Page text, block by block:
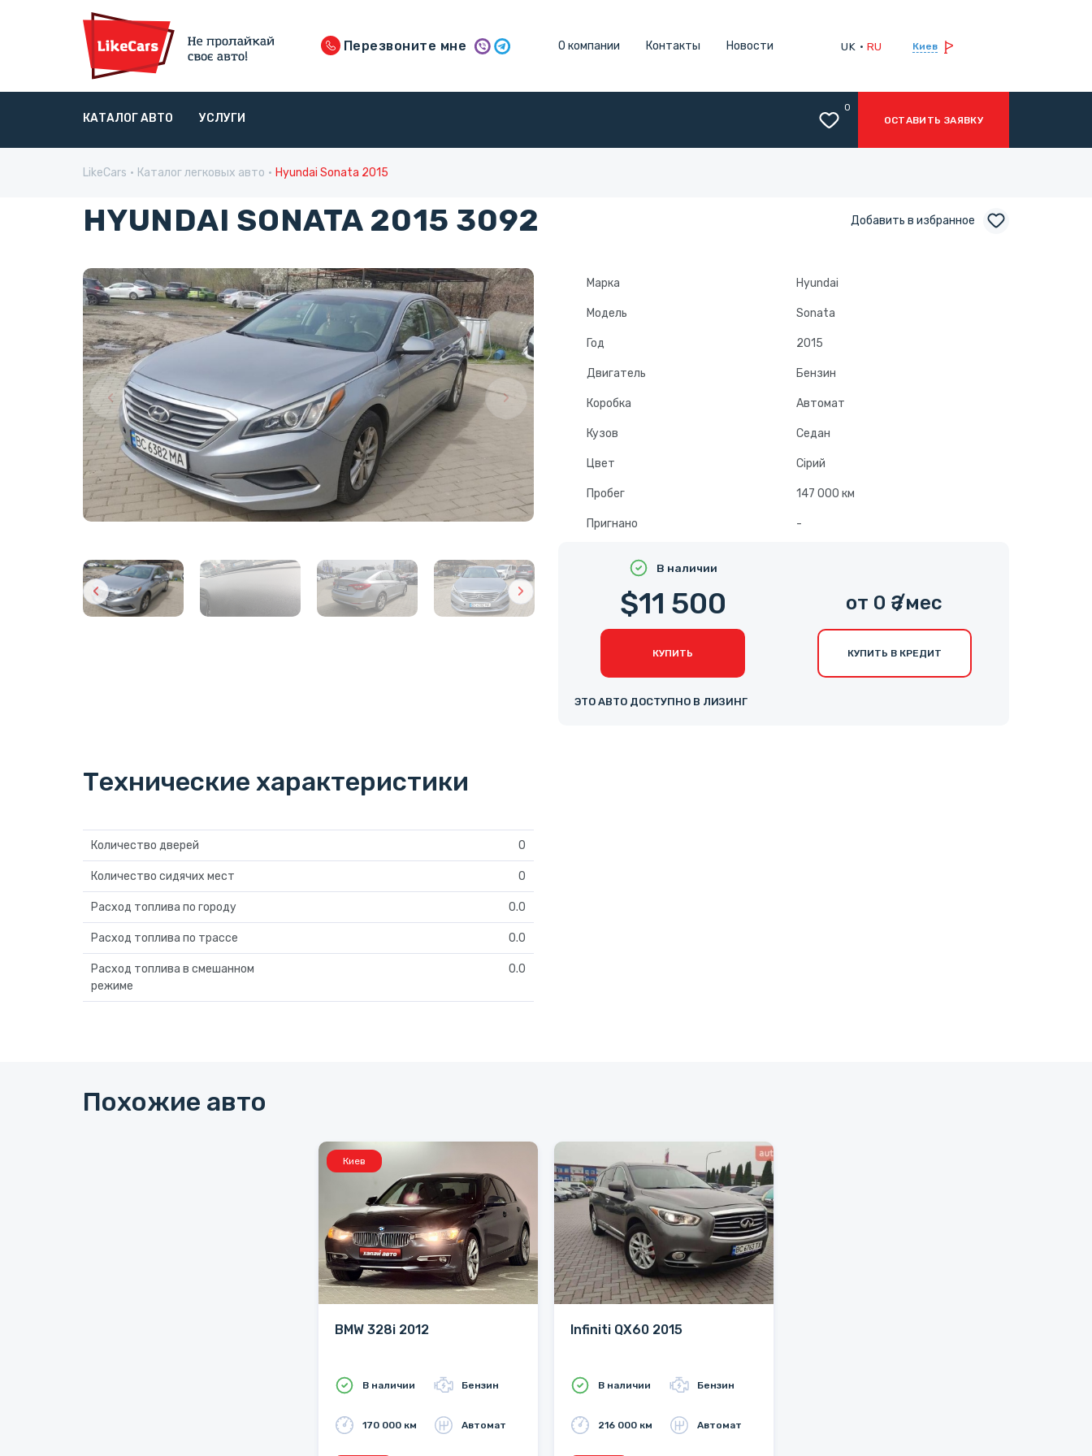
Перезвоните мне О компании Контакты Новости UK RU Киев
КАТАЛОГ АВТО УСЛУГИ
0
ОСТАВИТЬ ЗАЯВКУ
LikeCars Каталог легковых авто Hyundai Sonata 2015
HYUNDAI SONATA 2015 3092 Добавить в избранное
Марка Hyundai
Модель Sonata
Год 2015
Двигатель Бензин
Коробка Автомат
Кузов Седан
Цвет Сірий
Пробег 147 000 км
Пригнано -
В наличии
$11 500
КУПИТЬ
от 0 ₴ /мес
КУПИТЬ В КРЕДИТ
ЭТО АВТО ДОСТУПНО В ЛИЗИНГ
Технические характеристики
Количество дверей 0
Количество сидячих мест 0
Расход топлива по городу 0.0
Расход топлива по трассе 0.0
Расход топлива в смешанном
режиме
0.0
Похожие авто
Киев
BMW 328i 2012
В наличии Бензин
170 000 км Автомат
Infiniti QX60 2015
В наличии Бензин
216 000 км Автомат